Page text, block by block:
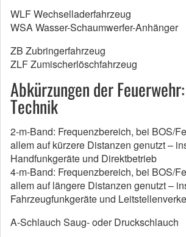
WLF Wechselladerfahrzeug
WSA Wasser-Schaumwerfer-Anhänger
ZB Zubringerfahrzeug
ZLF Zumischerlöschfahrzeug
Abkürzungen der
Technik
2-m-Band: Frequenzbereich, bei BOS/
allem auf kürzere Distanzen genutzt –
Handfunkgeräte und Direktbetrieb
4-m-Band: Frequenzbereich, bei BOS/
allem auf längere Distanzen genutzt –
Fahrzeugfunkgeräte und
A-Schlauch Saug- oder Druckschlauch